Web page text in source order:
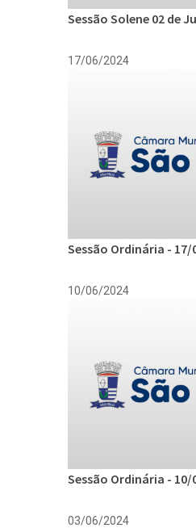
Sessão Solene 02 de
17/06/2024
Sessão Ordinária - 17/
10/06/2024
Sessão Ordinária - 10/
03/06/2024